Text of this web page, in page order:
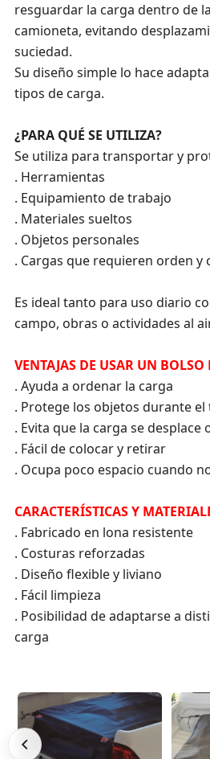
resguardar la carga dentro de
camioneta, evitando
suciedad.
Su diseño simple lo hace
tipos de carga.
¿PARA QUÉ SE UTILIZA?
Se utiliza para transportar y
. Herramientas
. Equipamiento de trabajo
. Materiales sueltos
. Objetos personales
. Cargas que requieren orden y
Es ideal tanto para uso diario
campo, obras o actividades al
VENTAJAS DE USAR UN
. Ayuda a ordenar la carga
. Protege los objetos durante el
. Evita que la carga se desplace
. Fácil de colocar y retirar
. Ocupa poco espacio cuando
CARACTERÍSTICAS Y
. Fabricado en lona resistente
. Costuras reforzadas
. Diseño flexible y liviano
. Fácil limpieza
. Posibilidad de adaptarse a
carga